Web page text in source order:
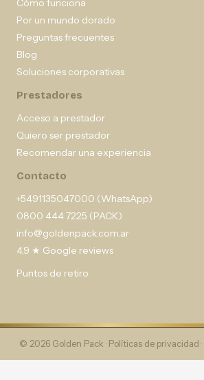
Cómo funciona
Por un mundo dorado
Preguntas frecuentes
Blog
Soluciones corporativas
Prestadores
Acceso a prestador
Quiero ser prestador
Recomendar una experiencia
Contacto
+5491135047000 (WhatsApp)
0800 444 7225 (PACK)
info@goldenpack.com.ar
4,9 ★ Google reviews
Puntos de retiro
© 2026 Golden Pack · Políticas de privacidad ·